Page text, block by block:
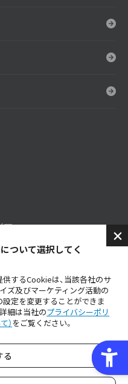
ついて選択してく
するCookieは、当該各社のサ
ズ及びマーケティング活動の
定を変更することができま
細は当社のプライバシーポリ
） をご覧ください。
る
ー
ディアポリシー
式YouTube
inc. All Rights Reserved.